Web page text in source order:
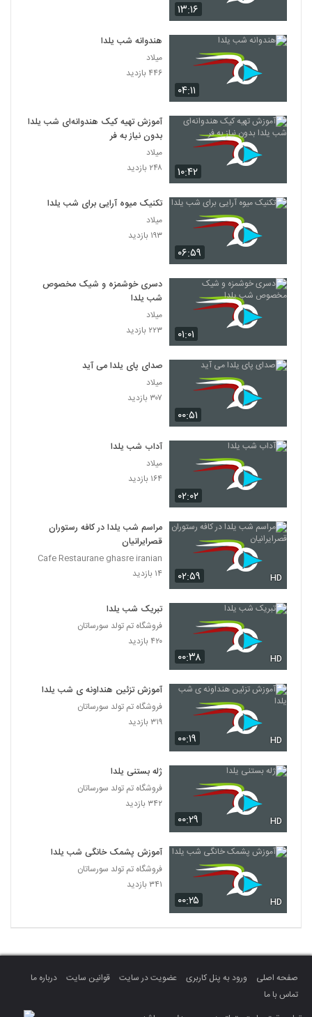
۱۳:۱۶
۰۴:۱۱
هندوانه شب یلدا
میلاد
۴۴۶ بازدید
۱۰:۴۲
آموزش تهیه کیک هندوانه‌ای شب یلدا
بدون نیاز به فر
میلاد
۲۴۸ بازدید
۰۶:۵۹
تکنیک میوه آرایی برای شب یلدا
میلاد
۱۹۳ بازدید
۰۱:۰۱
دسری خوشمزه و شیک مخصوص
شب یلدا
میلاد
۲۲۳ بازدید
۰۰:۵۱
صدای پای یلدا می آید
میلاد
۳۰۷ بازدید
۰۲:۰۲
آداب شب یلدا
میلاد
۱۶۴ بازدید
۰۲:۵۹ HD
مراسم شب یلدا در کافه رستوران
قصرایرانیان
Cafe Restaurane ghasre iranian
۱۴ بازدید
۰۰:۳۸ HD
تبریک شب یلدا
فروشگاه تم تولد سورساتان
۴۲۰ بازدید
۰۰:۱۹ HD
آموزش تزئین هنداونه ی شب یلدا
فروشگاه تم تولد سورساتان
۳۱۹ بازدید
۰۰:۲۹ HD
ژله بستنی یلدا
فروشگاه تم تولد سورساتان
۳۴۲ بازدید
۰۰:۲۵ HD
آموزش پشمک خانگی شب یلدا
فروشگاه تم تولد سورساتان
۳۴۱ بازدید
صفحه اصلی ورود به پنل کاربری عضویت در سایت قوانین سایت
درباره ما
تماس با ما